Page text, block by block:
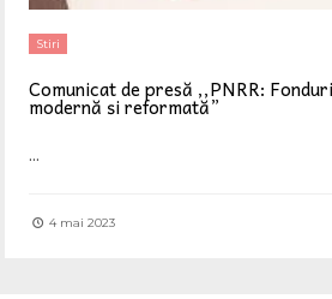
Stiri
Comunicat de presă ,,PNRR:
modernă și reformată”
...
4 mai 2023